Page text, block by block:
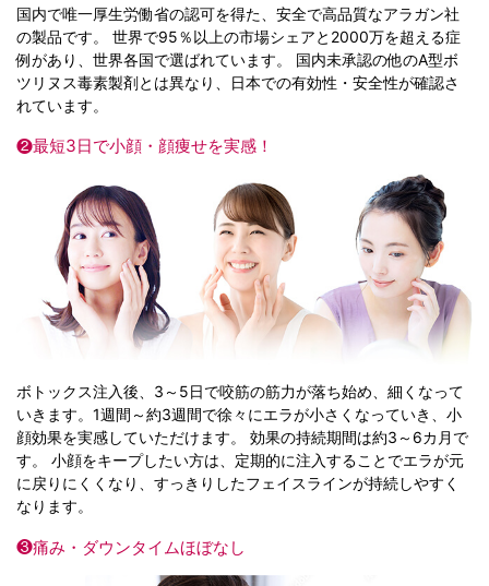
国内で唯一厚生労働省の認可を得た、安全で高品質なアラガン社
の製品です。 世界で95％以上の市場シェアと2000万を超える症
例があり、世界各国で選ばれています。 国内未承認の他のA型ボ
ツリヌス毒素製剤とは異なり、日本での有効性・安全性が確認さ
れています。
❷最短3日で小顔・顔痩せを実感！
ボトックス注入後、3～5日で咬筋の筋力が落ち始め、細くなって
いきます。1週間～約3週間で徐々にエラが小さくなっていき、小
顔効果を実感していただけます。 効果の持続期間は約3～6カ月で
す。 小顔をキープしたい方は、定期的に注入することでエラが元
に戻りにくくなり、すっきりしたフェイスラインが持続しやすく
なります。
❸痛み・ダウンタイムほぼなし